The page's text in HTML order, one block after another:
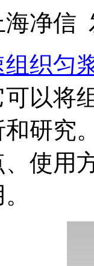
净信
组织匀
以将
研究
使用